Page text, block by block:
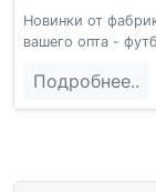
Новинки от
вашего опта -
Подробнее..